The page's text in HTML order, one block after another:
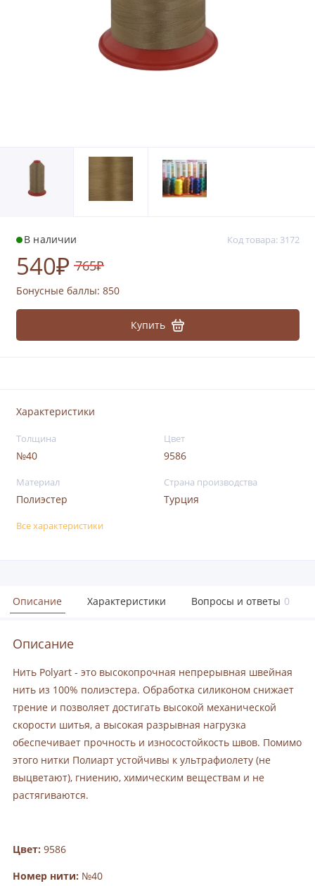
В наличии Код товара: 3172
540₽ 765₽
Бонусные баллы: 850
Купить
Характеристики
Толщина
№40
Цвет
9586
Материал
Полиэстер
Страна производства
Турция
Все характеристики
Описание Характеристики Вопросы и ответы 0
Описание
Нить Polyart - это высокопрочная непрерывная швейная
нить из 100% полиэстера. Обработка силиконом снижает
трение и позволяет достигать высокой механической
скорости шитья, а высокая разрывная нагрузка
обеспечивает прочность и износостойкость швов. Помимо
этого нитки Полиарт устойчивы к ультрафиолету (не
выцветают), гниению, химическим веществам и не
растягиваются.
Цвет: 9586
Номер нити: №40